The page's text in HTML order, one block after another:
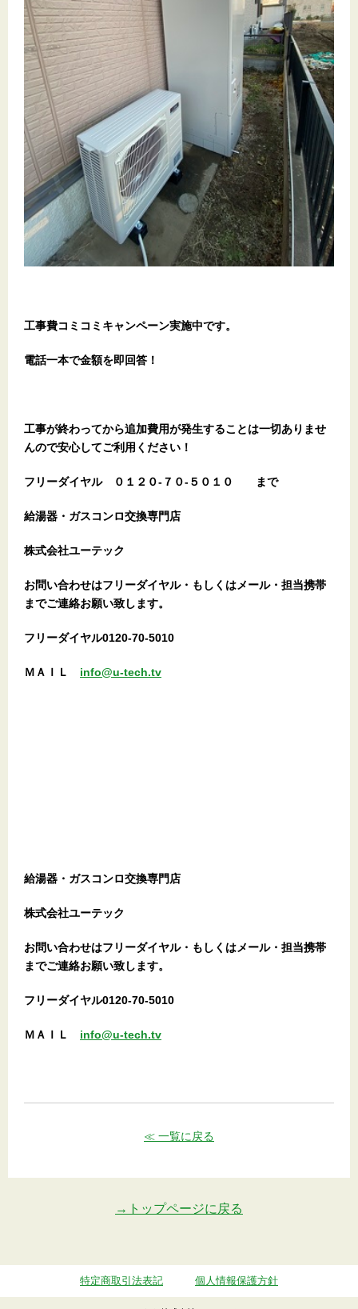
工事費コミコミキャンペーン実施中です。
電話一本で金額を即回答！
工事が終わってから追加費用が発生することは一切ありませ
んので安心してご利用ください！
フリーダイヤル ０１２０-７０-５０１０ まで
給湯器・ガスコンロ交換専門店
株式会社ユーテック
お問い合わせはフリーダイヤル・もしくはメール・担当携帯
までご連絡お願い致します。
フリーダイヤル0120-70-5010
ＭＡＩＬ info@u-tech.tv
給湯器・ガスコンロ交換専門店
株式会社ユーテック
お問い合わせはフリーダイヤル・もしくはメール・担当携帯
までご連絡お願い致します。
フリーダイヤル0120-70-5010
ＭＡＩＬ info@u-tech.tv
≪ 一覧に戻る
→トップページに戻る
特定商取引法表記 個人情報保護方針